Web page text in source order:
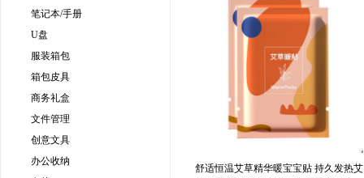
笔记本/手册
U盘
服装箱包
箱包皮具
商务礼盒
文件管理
创意文具
办公收纳
舒适恒温艾草精华暖宝宝贴 持久发热艾